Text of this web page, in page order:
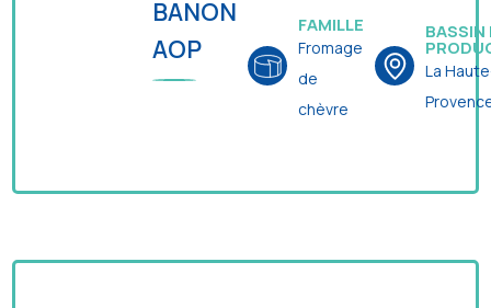
BANON
AOP
FAMILLE
Fromage
de
chèvre
BASSIN
La